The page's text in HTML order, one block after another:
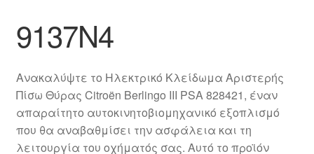
Επικοινωνία
Μεταφορά
Ο λογαριασμός μου
9137N4
Ανακαλύψτε το Ηλεκτρικό Κλείδωμα Αριστερής
Πίσω Θύρας Citroën Berlingo III PSA 828421, έναν
απαραίτητο αυτοκινητοβιομηχανικό εξοπλισμό
που θα αναβαθμίσει την ασφάλεια και τη
λειτουργία του οχήματός σας. Αυτό το προϊόν